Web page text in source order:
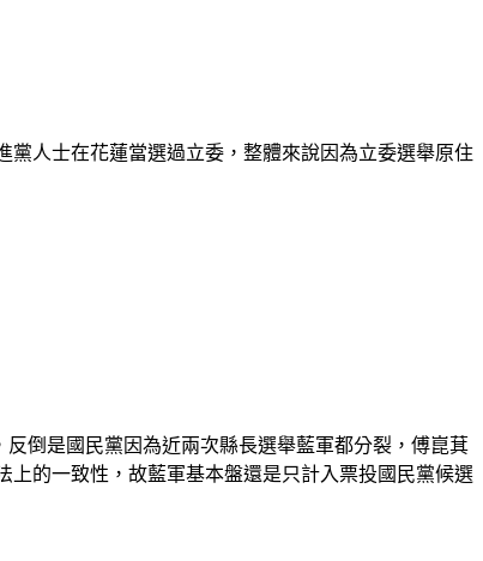
人士在花蓮當選過立委，整體來說因為立委選舉原住
倒是國民黨因為近兩次縣長選舉藍軍都分裂，傅崑萁
的一致性，故藍軍基本盤還是只計入票投國民黨候選